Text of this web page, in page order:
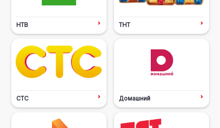
НТВ ТНТ
СТС Домашний